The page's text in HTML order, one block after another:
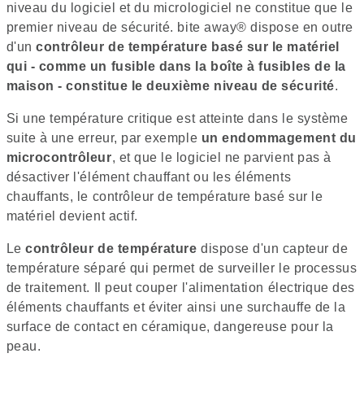
niveau du logiciel et du micrologiciel ne constitue que le
premier niveau de sécurité. bite away® dispose en outre
d'uncontrôleur de température basé sur le matériel
qui - comme un fusible dans la boîte à fusibles de la
maison - constitue le deuxième niveau de sécurité.
Si une température critique est atteinte dans le système
suite à une erreur, par exemple un endommagement du
microcontrôleur, et que le logiciel ne parvient pas à
désactiver l'élément chauffant ou les éléments
chauffants, le contrôleur de température basé sur le
matériel devient actif.
Lecontrôleur de température dispose d'un capteur de
température séparé qui permet de surveiller le processus
de traitement. Il peut couper l'alimentation électrique des
éléments chauffants et éviter ainsi une surchauffe de la
surface de contact en céramique, dangereuse pour la
peau.